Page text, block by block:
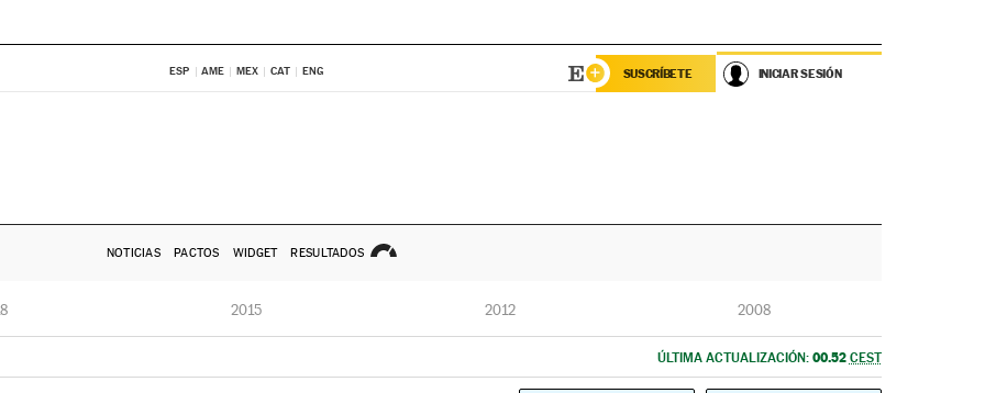
ESP AME MEX CAT ENG SUSCRÍBETE INICIAR SESIÓN
NOTICIAS PACTOS WIDGET RESULTADOS
2015 2012 2008
ÚLTIMA ACTUALIZACIÓN: 00.52 CEST